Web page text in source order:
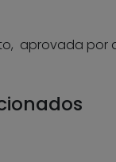
aprovada por